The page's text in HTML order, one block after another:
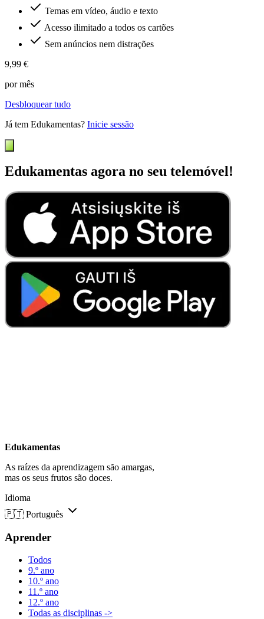
Temas em vídeo, áudio e texto
Acesso ilimitado a todos os cartões
Sem anúncios nem distrações
9,99 €
por mês
Desbloquear tudo
Já tem Edukamentas? Inicie sessão
Edukamentas agora no seu telemóvel!
Edukamentas
As raízes da aprendizagem são amargas,
mas os seus frutos são doces.
Idioma
🇵🇹 Português
Aprender
Todos
9.º ano
10.º ano
11.º ano
12.º ano
Todas as disciplinas ->